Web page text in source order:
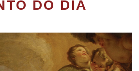
DO DIA